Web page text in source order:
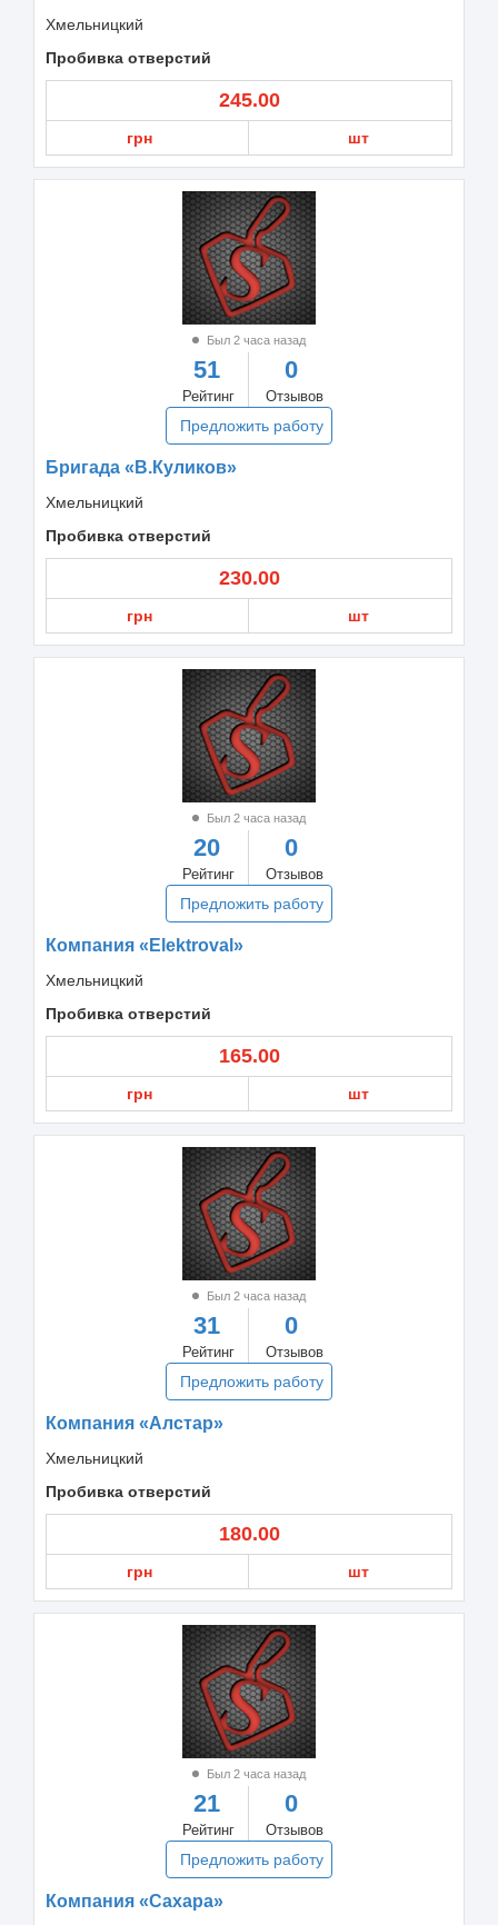
Хмельницкий
Пробивка отверстий
245.00
грн шт
Был 2 часа назад
51
Рейтинг
0
Отзывов
Предложить работу
Бригада «В.Куликов»
Хмельницкий
Пробивка отверстий
230.00
грн шт
Был 2 часа назад
20
Рейтинг
0
Отзывов
Предложить работу
Компания «Elektroval»
Хмельницкий
Пробивка отверстий
165.00
грн шт
Был 2 часа назад
31
Рейтинг
0
Отзывов
Предложить работу
Компания «Алстар»
Хмельницкий
Пробивка отверстий
180.00
грн шт
Был 2 часа назад
21
Рейтинг
0
Отзывов
Предложить работу
Компания «Сахара»